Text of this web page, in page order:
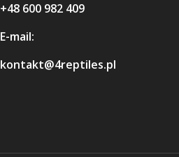
+48 600 982 409
E-mail:
kontakt@4reptiles.pl